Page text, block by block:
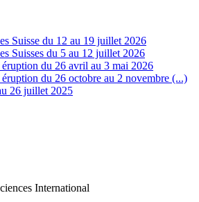
Suisse du 12 au 19 juillet 2026
Suisses du 5 au 12 juillet 2026
du 26 avril au 3 mai 2026
du 26 octobre au 2 novembre (...)
26 juillet 2025
International